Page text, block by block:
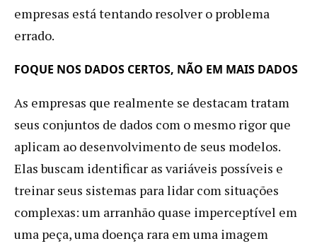
empresas está tentando resolver o problema
errado.
FOQUE NOS DADOS CERTOS, NÃO EM MAIS DADOS
As empresas que realmente se destacam tratam
seus conjuntos de dados com o mesmo rigor que
aplicam ao desenvolvimento de seus modelos.
Elas buscam identificar as variáveis possíveis e
treinar seus sistemas para lidar com situações
complexas: um arranhão quase imperceptível em
uma peça, uma doença rara em uma imagem